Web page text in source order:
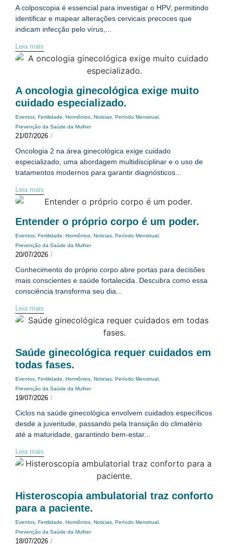
A colposcopia é essencial para investigar o HPV, permitindo
identificar e mapear alterações cervicais precoces que
indicam infecção pelo vírus,...
Leia mais
A oncologia ginecológica exige muito
cuidado especializado.
Eventos Fertilidade Hormônios Noticias Período Menstrual
Prevenção da Saúde da Mulher
21/07/2026 /
Oncologia 2 na área ginecológica exige cuidado
especializado, uma abordagem multidisciplinar e o uso de
tratamentos modernos para garantir diagnósticos...
Leia mais
Entender o próprio corpo é um poder.
Eventos Fertilidade Hormônios Noticias Período Menstrual
Prevenção da Saúde da Mulher
20/07/2026 /
Conhecimento do próprio corpo abre portas para decisões
mais conscientes e saúde fortalecida. Descubra como essa
consciência transforma seu dia...
Leia mais
Saúde ginecológica requer cuidados em
todas fases.
Eventos Fertilidade Hormônios Noticias Período Menstrual
Prevenção da Saúde da Mulher
19/07/2026 /
Ciclos na saúde ginecológica envolvem cuidados específicos
desde a juventude, passando pela transição do climatério
até a maturidade, garantindo bem-estar...
Leia mais
Histeroscopia ambulatorial traz conforto
para a paciente.
Eventos Fertilidade Hormônios Noticias Período Menstrual
Prevenção da Saúde da Mulher
18/07/2026 /